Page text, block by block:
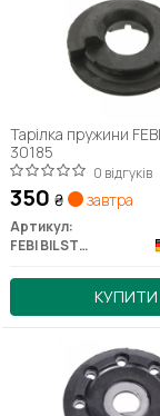
Тарілка пружини
30185
0 відгуків
350 ₴ завтра
Артикул:
FEBI BILSTEIN
КУПИТИ